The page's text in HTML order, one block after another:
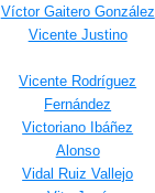
Víctor Gaitero González
Vicente Justino
Vicente Rodríguez
Fernández
Victoriano Ibáñez
Alonso
Vidal Ruiz Vallejo